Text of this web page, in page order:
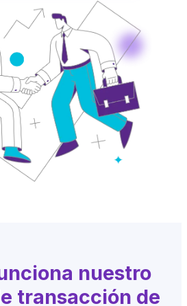
nuestro
transacción de